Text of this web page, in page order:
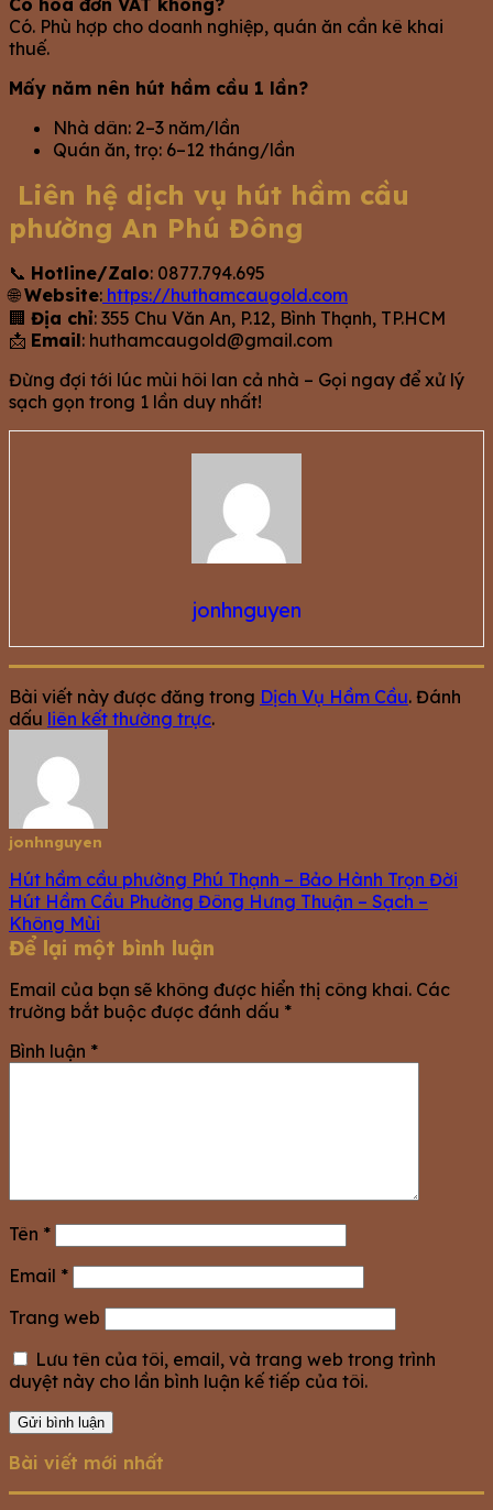
Có. Phù hợp cho doanh nghiệp, quán ăn cần kê khai
thuế.
Mấy năm nên hút hầm cầu 1 lần?
Nhà dân: 2–3 năm/lần
Quán ăn, trọ: 6–12 tháng/lần
Liên hệ dịch vụ hút hầm cầu
phường An Phú Đông
📞 Hotline/Zalo: 0877.794.695
🌐Website: https://huthamcaugold.com
🏢 Địa chỉ: 355 Chu Văn An, P.12, Bình Thạnh, TP.HCM
📩 Email: huthamcaugold@gmail.com
Đừng đợi tới lúc mùi hôi lan cả nhà – Gọi ngay để xử lý
sạch gọn trong 1 lần duy nhất!
jonhnguyen
Bài viết này được đăng trong Dịch Vụ Hầm Cầu. Đánh
dấu liên kết thường trực.
jonhnguyen
Hút hầm cầu phường Phú Thạnh – Bảo Hành Trọn Đời
Hút Hầm Cầu Phường Đông Hưng Thuận – Sạch –
Không Mùi
Để lại một bình luận
Email của bạn sẽ không được hiển thị công khai. Các
trường bắt buộc được đánh dấu *
Bình luận *
Tên *
Email *
Trang web
Lưu tên của tôi, email, và trang web trong trình
duyệt này cho lần bình luận kế tiếp của tôi.
Bài viết mới nhất